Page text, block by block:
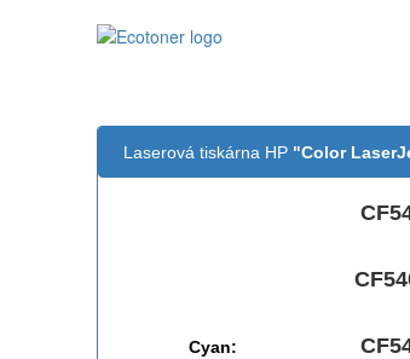
Laserová tiskárna HP "Color
Cyan: